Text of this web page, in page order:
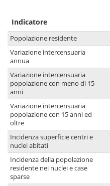
Indicatore
Popolazione residente
Variazione intercensuaria
annua
Variazione intercensuaria
popolazione con meno di 15
anni
Variazione intercensuaria
popolazione con 15 anni ed
oltre
Incidenza superficie centri e
nuclei abitati
Incidenza della popolazione
residente nei nuclei e case
sparse